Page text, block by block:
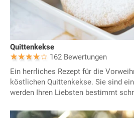
Quittenkekse
162 Bewertungen
Ein herrliches Rezept für die
köstlichen Quittenkekse. Sie sind
werden Ihren Liebsten bestimmt